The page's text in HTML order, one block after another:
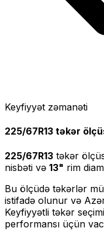
Keyfiyyət zəmanəti
225/67R13 təkər
225/67R13 təkər
nisbəti və 13" rim
Bu ölçüdə təkərlər
istifadə olunur və
Keyfiyyətli təkər
performansı üçün